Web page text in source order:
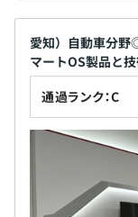
愛知）自動車分野
マートOS製品と
通過ランク：C